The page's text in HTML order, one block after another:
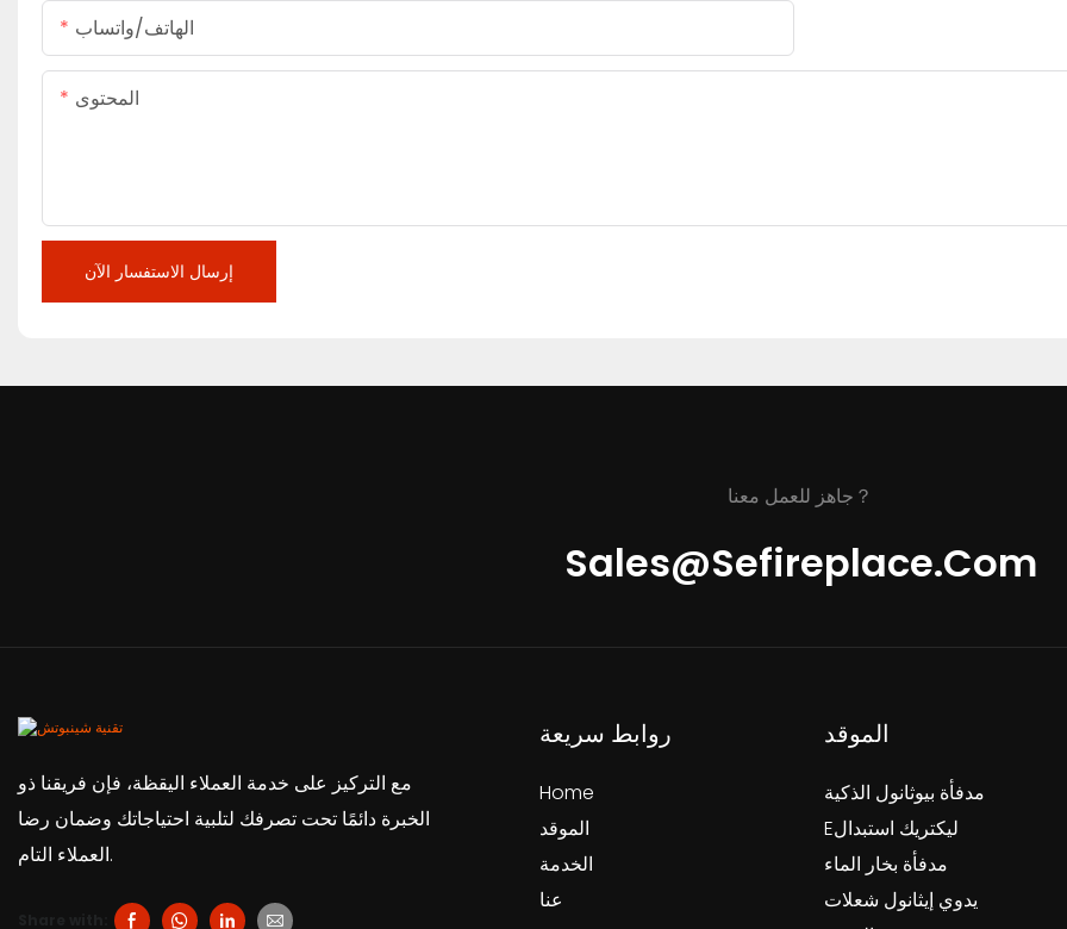
الهاتف/واتساب
المحتوى
إرسال الاستفسار الآن
جاهز للعمل معنا？
Sales@sefireplace.com
مع التركيز على خدمة العملاء اليقظة، فإن فريقنا ذو
الخبرة دائمًا تحت تصرفك لتلبية احتياجاتك وضمان رضا
العملاء التام.
روابط سريعة
Home
الموقد
الخدمة
عنا
الموقد
مدفأة بيوثانول الذكية
Eليكتريك استبدال
مدفأة بخار الماء
يدوي إيثانول شعلات